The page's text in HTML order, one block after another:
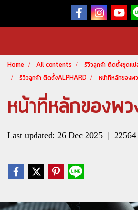
Home All contents
รีวิวลูกค้า ติดตั้งชุดแป
รีวิวลูกค้า ติดตั้งALPHARD
หน้าที่หลักของพ
หน้าที่หลักของพ
Last updated: 26 Dec 2025 |